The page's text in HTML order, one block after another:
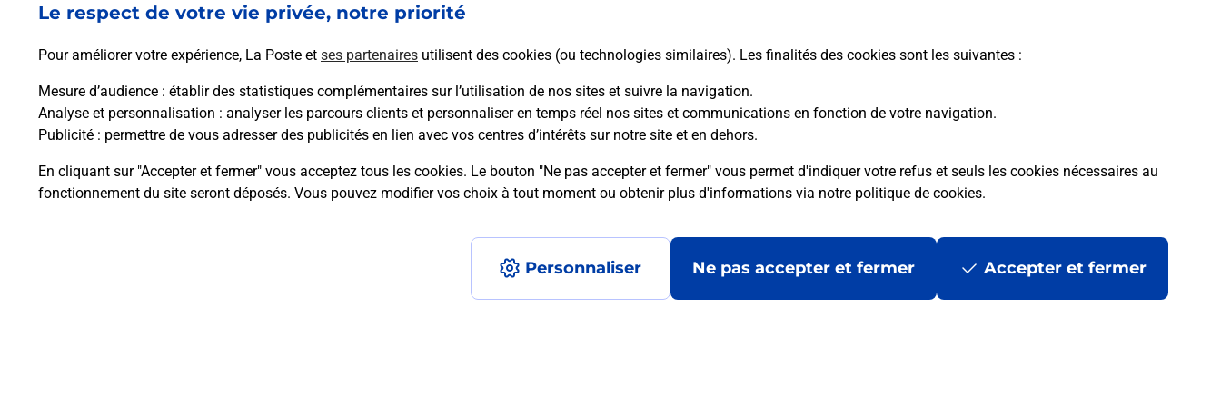
Le respect de votre vie privée, notre priorité
Pour améliorer votre expérience, La Poste et ses partenaires utilisent des cookies (ou technologies similaires). Les finalités des cookies sont les suivantes :
Mesure d’audience : établir des statistiques complémentaires sur l’utilisation de nos sites et suivre la navigation.
Analyse et personnalisation : analyser les parcours clients et personnaliser en temps réel nos sites et communications en fonction de votre navigation.
Publicité : permettre de vous adresser des publicités en lien avec vos centres d’intérêts sur notre site et en dehors.
En cliquant sur "Accepter et fermer" vous acceptez tous les cookies. Le bouton "Ne pas accepter et fermer" vous permet d'indiquer votre refus et seuls les cookies nécessaires au
fonctionnement du site seront déposés. Vous pouvez modifier vos choix à tout moment ou obtenir plus d'informations via notre politique de cookies.
Personnaliser Ne pas accepter et fermer Accepter et fermer
Questions fréquemment posées
Comment retourner un colis acheté en ligne depuis votre boîte aux lettres ?
Comment envoyer un colis ou faire un retour chez un e-commerçant sans se déplacer ?